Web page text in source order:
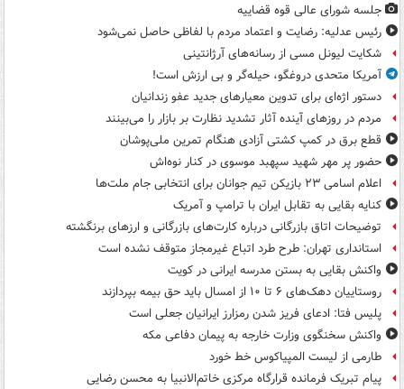
جلسه شورای عالی قوه قضاییه
رئیس عدلیه: رضایت و اعتماد مردم با لفاظی حاصل نمی‌شود
شکایت لیونل مسی از رسانه‌های آرژانتینی
آمریکا متحدی دروغگو، حیله‌گر و بی ارزش است!
دستور اژه‌ای برای تدوین معیارهای جدید عفو زندانیان
مردم در روزهای آینده آثار تشدید نظارت بر بازار را می‌بینند
قطع برق در کمپ کشتی آزادی هنگام تمرین ملی‌پوشان
حضور پر مهر شهید سپهبد موسوی در کنار نوه‌اش
اعلام اسامی ۲۳ بازیکن تیم جوانان برای انتخابی جام ملت‌ها
کنایه بقایی به تقابل ایران با ترامپ و آمریک
توضیحات اتاق بازرگانی درباره کارت‌های بازرگانی و ارزهای برنگشته
استانداری تهران: طرح طرد اتباع غیرمجاز متوقف نشده است
واکنش بقایی به بستن مدرسه ایرانی در کویت
روستاییان دهک‌های ۶ تا ۱۰ از امسال باید حق بیمه بپردازند
پلیس فتا: ادعای فریز شدن رمزارز ایرانیان جعلی است
واکنش سخنگوی وزارت خارجه به پیمان دفاعی مکه
طارمی از لیست المپیاکوس خط خورد
پیام تبریک فرمانده قرارگاه مرکزی خاتم‌الانبیا به محسن رضایی